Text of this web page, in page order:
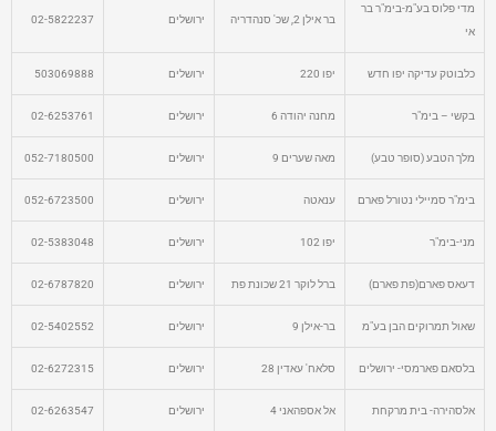
מדי פלוס בע"מ-בימ"ר בר
אי
בר אילן 2, שכ' סנהדריה ירושלים 02-5822237
כלבוטק עדיקה יפו חדש יפו 220 ירושלים 503069888
בקשי – בימ"ר מחנה יהודה 6 ירושלים 02-6253761
מלך הטבע (סופר טבע) מאה שערים 9 ירושלים 052-7180500
בימ"ר סמיילי נטורל פארם ענאטה ירושלים 052-6723500
מני-בימ"ר יפו 102 ירושלים 02-5383048
דעאס פארם(פת פארם) ברל לוקר 21 שכונת פת ירושלים 02-6787820
שאול תמרוקים הבן בע"מ בר-אילן 9 ירושלים 02-5402552
בלסאם פארמסי- ירושלים סלאח' עאדין 28 ירושלים 02-6272315
אלסהירה- בית מרקחת אל אספהאני 4 ירושלים 02-6263547